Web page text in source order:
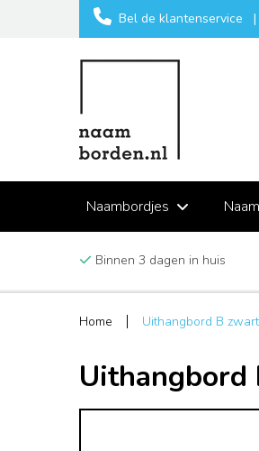
Bel de klantenservice |
Naambordjes
Binnen 3 dagen in huis
Home Uithangbord B
Uithangbord